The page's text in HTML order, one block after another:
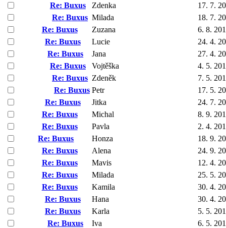
Re: Buxus
Zdenka
17. 7.
Re: Buxus Milada
18. 7.
Re: Buxus
Zuzana
6. 8.
Re: Buxus
Lucie
24. 4.
Re: Buxus
Jana
27. 4.
Re: Buxus
Vojtěška
4. 5.
Re: Buxus Zdeněk
7. 5.
Re: Buxus Petr
17. 5.
Re: Buxus
Jitka
24. 7.
Re: Buxus
Michal
8. 9.
Re: Buxus
Pavla
2. 4.
Re: Buxus
Honza
18. 9.
Re: Buxus
Alena
24. 9.
Re: Buxus
Mavis
12. 4.
Re: Buxus
Milada
25. 5.
Re: Buxus
Kamila
30. 4.
Re: Buxus
Hana
30. 4.
Re: Buxus
Karla
5. 5.
Re: Buxus
Iva
6. 5.